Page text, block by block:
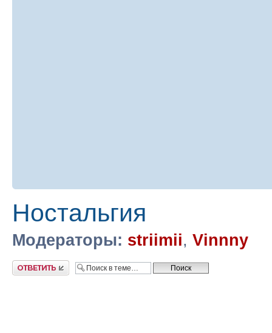
Ностальгия
Модераторы: striimii, Vinnny
Ответить